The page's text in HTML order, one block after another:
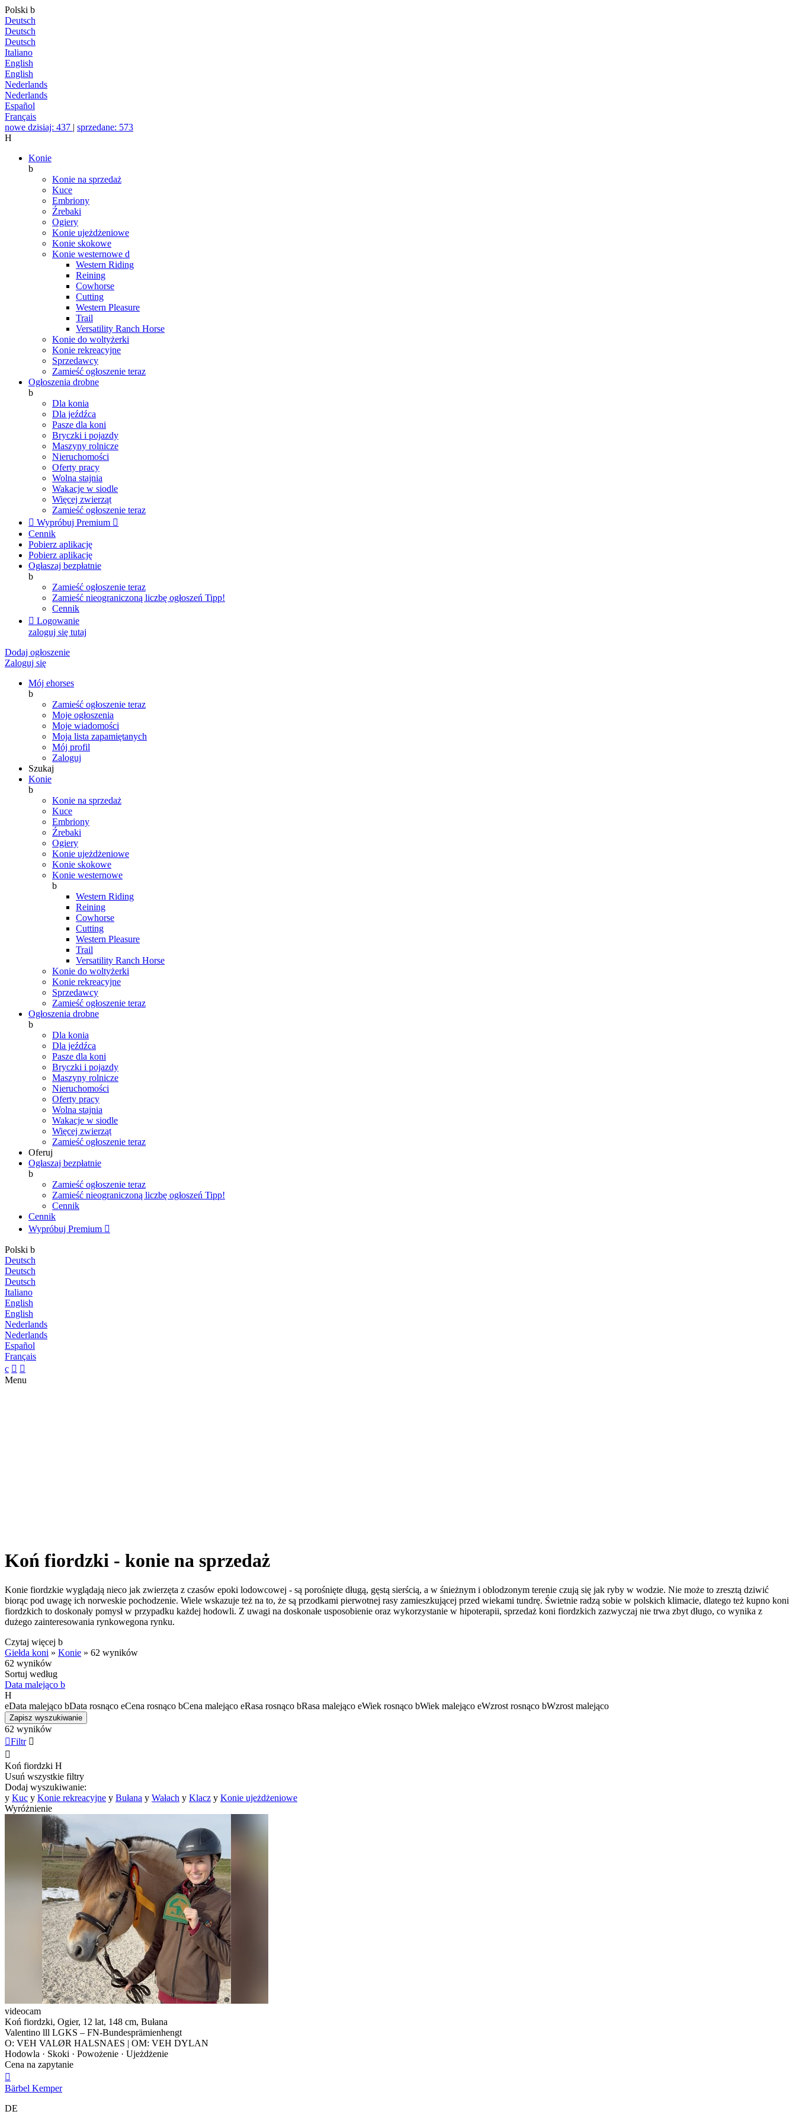
Polski b
Deutsch
Deutsch
Deutsch
Italiano
English
English
Nederlands
Nederlands
Español
Français
nowe dzisiaj: 437 | sprzedane: 573
H
Konie
b
Konie na sprzedaż
Kuce
Embriony
Źrebaki
Ogiery
Konie ujeżdżeniowe
Konie skokowe
Konie westernowe d
Western Riding
Reining
Cowhorse
Cutting
Western Pleasure
Trail
Versatility Ranch Horse
Konie do woltyżerki
Konie rekreacyjne
Sprzedawcy
Zamieść ogłoszenie teraz
Ogłoszenia drobne
b
Dla konia
Dla jeźdźca
Pasze dla koni
Bryczki i pojazdy
Maszyny rolnicze
Nieruchomości
Oferty pracy
Wolna stajnia
Wakacje w siodle
Więcej zwierząt
Zamieść ogłoszenie teraz
 Wypróbuj Premium 
Cennik
Pobierz aplikację
Pobierz aplikację
Ogłaszaj bezpłatnie
b
Zamieść ogłoszenie teraz
Zamieść nieograniczoną liczbę ogłoszeń Tipp!
Cennik
 Logowanie
zaloguj się tutaj
Dodaj ogłoszenie
Zaloguj się
Mój ehorses
b
Zamieść ogłoszenie teraz
Moje ogłoszenia
Moje wiadomości
Moja lista zapamiętanych
Mój profil
Zaloguj
Szukaj
Konie
b
Konie na sprzedaż
Kuce
Embriony
Źrebaki
Ogiery
Konie ujeżdżeniowe
Konie skokowe
Konie westernowe
b
Western Riding
Reining
Cowhorse
Cutting
Western Pleasure
Trail
Versatility Ranch Horse
Konie do woltyżerki
Konie rekreacyjne
Sprzedawcy
Zamieść ogłoszenie teraz
Ogłoszenia drobne
b
Dla konia
Dla jeźdźca
Pasze dla koni
Bryczki i pojazdy
Maszyny rolnicze
Nieruchomości
Oferty pracy
Wolna stajnia
Wakacje w siodle
Więcej zwierząt
Zamieść ogłoszenie teraz
Oferuj
Ogłaszaj bezpłatnie
b
Zamieść ogłoszenie teraz
Zamieść nieograniczoną liczbę ogłoszeń Tipp!
Cennik
Cennik
Wypróbuj Premium 
Polski b
Deutsch
Deutsch
Deutsch
Italiano
English
English
Nederlands
Nederlands
Español
Français
c  
Menu
Koń fiordzki - konie na sprzedaż
Konie fiordzkie wyglądają nieco jak zwierzęta z czasów epoki lodowcowej - są porośnięte długą, gęstą sierścią, a w śnieżnym i oblodzonym terenie czują się jak ryby w wodzie. Nie może to zresztą dziwić
biorąc pod uwagę ich norweskie pochodzenie. Wiele wskazuje też na to, że są przodkami pierwotnej rasy zamieszkującej przed wiekami tundrę. Świetnie radzą sobie w polskich klimacie, dlatego też kupno koni
fiordzkich to doskonały pomysł w przypadku każdej hodowli. Z uwagi na doskonałe usposobienie oraz wykorzystanie w hipoterapii, sprzedaż koni fiordzkich zazwyczaj nie trwa zbyt długo, co wynika z
dużego zainteresowania rynkowegona rynku.
Czytaj więcej b
Giełda koni » Konie » 62 wyników
62 wyników
Sortuj według
Data malejąco b
H
eData malejąco bData rosnąco eCena rosnąco bCena malejąco eRasa rosnąco bRasa malejąco eWiek rosnąco bWiek malejąco eWzrost rosnąco bWzrost malejąco
Zapisz wyszukiwanie
62 wyników
Filtr 

Koń fiordzki H
Usuń wszystkie filtry
Dodaj wyszukiwanie:
y Kuc y Konie rekreacyjne y Bułana y Wałach y Klacz y Konie ujeżdżeniowe
Wyróżnienie
videocam
Koń fiordzki, Ogier, 12 lat, 148 cm, Bułana
Valentino lll LGKS – FN-Bundesprämienhengt
O: VEH VALØR HALSNAES | OM: VEH DYLAN
Hodowla · Skoki · Powożenie · Ujeżdżenie
Cena na zapytanie

Bärbel Kemper
DE